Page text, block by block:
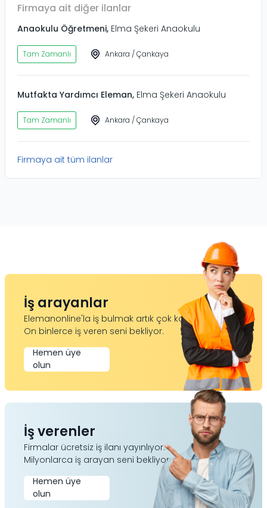
Firmaya ait diğer ilanlar
Anaokulu Öğretmeni, Elma Şekeri Anaokulu
Tam Zamanlı Ankara /Çankaya
Mutfakta Yardımcı Eleman, Elma Şekeri Anaokulu
Tam Zamanlı Ankara /Çankaya
Firmaya ait tüm ilanlar
İş arayanlar
Elemanonline'la iş bulmak artık çok kolay.
On binlerce iş veren seni bekliyor.
Hemen üye
olun
İş verenler
Firmalar ücretsiz iş ilanı yayınlıyor.
Milyonlarca iş arayan seni bekliyor.
Hemen üye
olun